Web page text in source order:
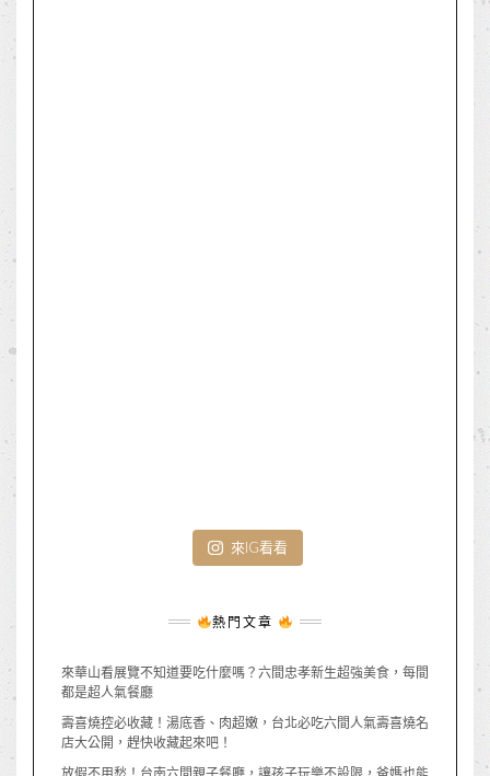
來IG看看
熱門文章
來華山看展覽不知道要吃什麼嗎？六間忠孝新生超強美食，每間
都是超人氣餐廳
壽喜燒控必收藏！湯底香、肉超嫩，台北必吃六間人氣壽喜燒名
店大公開，趕快收藏起來吧！